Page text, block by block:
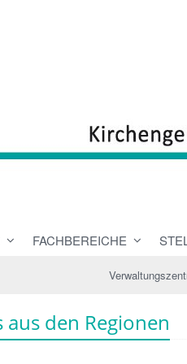
FACHBEREICHE
aus den Regionen